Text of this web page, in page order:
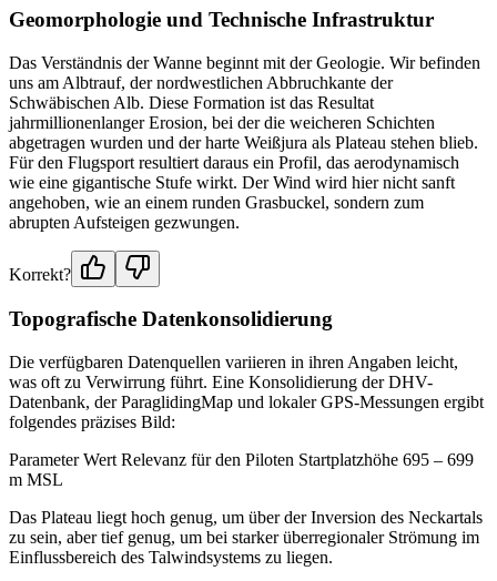
Geomorphologie und Technische Infrastruktur
Das Verständnis der Wanne beginnt mit der Geologie. Wir befinden
uns am Albtrauf, der nordwestlichen Abbruchkante der
Schwäbischen Alb. Diese Formation ist das Resultat
jahrmillionenlanger Erosion, bei der die weicheren Schichten
abgetragen wurden und der harte Weißjura als Plateau stehen blieb.
Für den Flugsport resultiert daraus ein Profil, das aerodynamisch
wie eine gigantische Stufe wirkt. Der Wind wird hier nicht sanft
angehoben, wie an einem runden Grasbuckel, sondern zum
abrupten Aufsteigen gezwungen.
Korrekt?
Topografische Datenkonsolidierung
Die verfügbaren Datenquellen variieren in ihren Angaben leicht,
was oft zu Verwirrung führt. Eine Konsolidierung der DHV-
Datenbank, der ParaglidingMap und lokaler GPS-Messungen ergibt
folgendes präzises Bild:
Parameter Wert Relevanz für den Piloten Startplatzhöhe 695 – 699
m MSL
Das Plateau liegt hoch genug, um über der Inversion des Neckartals
zu sein, aber tief genug, um bei starker überregionaler Strömung im
Einflussbereich des Talwindsystems zu liegen.